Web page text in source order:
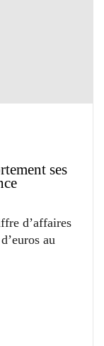
ses
d’affaires
au